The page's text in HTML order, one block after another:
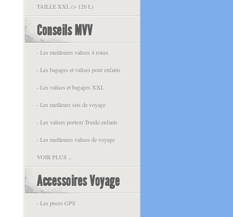
TAILLE XXL (> 120 L)
Conseils MVV
- Les meilleures valises 4 roues
- Les bagages et valises pour enfants
- Les valises et bagages XXL
- Les meilleurs sets de voyage
- Les valises porteur Trunki enfants
- Les meilleures valises de voyage
VOIR PLUS ...
Accessoires Voyage
- Les puces GPS